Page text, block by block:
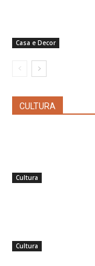
Casa e Decor
CULTURA
Cultura
Cultura